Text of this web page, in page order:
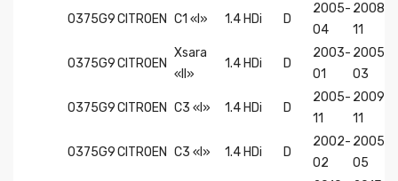
0375G9CITROEN C1 «I» 1.4 HDi D
2005-
04
2008-
11
0375G9CITROEN
Xsara
«II»
1.4 HDi D
2003-
01
2005-
03
0375G9CITROEN C3 «I» 1.4 HDi D
2005-
11
2009-
11
0375G9CITROEN C3 «I» 1.4 HDi D
2002-
02
2005-
05